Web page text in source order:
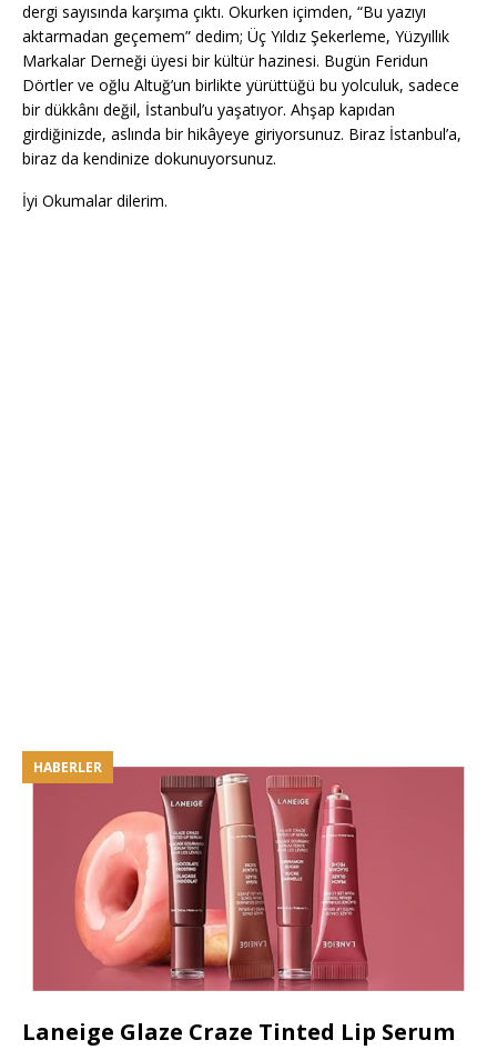
dergi sayısında karşıma çıktı. Okurken içimden, “Bu yazıyı
aktarmadan geçemem” dedim; Üç Yıldız Şekerleme, Yüzyıllık
Markalar Derneği üyesi bir kültür hazinesi. Bugün Feridun
Dörtler ve oğlu Altuğ’un birlikte yürüttüğü bu yolculuk, sadece
bir dükkânı değil, İstanbul’u yaşatıyor. Ahşap kapıdan
girdiğinizde, aslında bir hikâyeye giriyorsunuz. Biraz İstanbul’a,
biraz da kendinize dokunuyorsunuz.
İyi Okumalar dilerim.
HABERLER
Laneige Glaze Craze Tinted Lip Serum